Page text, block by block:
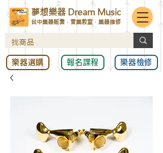
樂器選購 報名課程 樂器檢修
夢想樂器 Dream Music
台中樂器販售．音樂教室．樂器維修